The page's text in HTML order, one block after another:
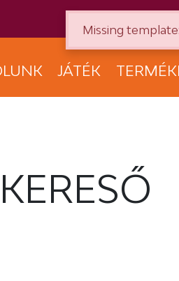
JÁTÉK
KERESŐ
Missing